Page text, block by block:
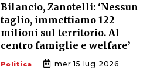
Bilancio, Zanotelli: ‘Nessun
taglio, immettiamo 122
milioni sul territorio. Al
centro famiglie e welfare’
Politica mer 15 lug 2026